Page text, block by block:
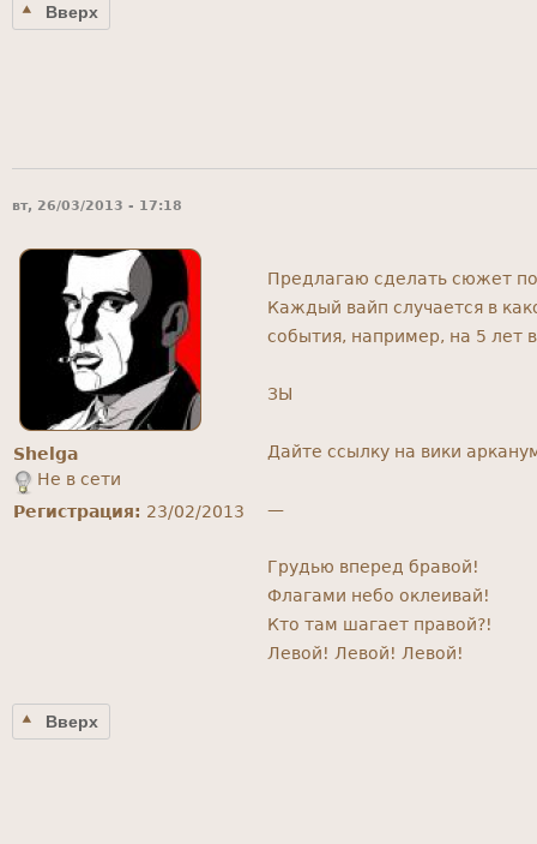
Вверх
вт, 26/03/2013 - 17:18
Shelga
Не в сети
Регистрация: 23/02/2013
Предлагаю сделать сюжет
Каждый вайп случается в
события, например, на 5 лет
ЗЫ
Дайте ссылку на вики
—
Грудью вперед бравой!
Флагами небо оклеивай!
Кто там шагает правой?!
Левой! Левой! Левой!
Вверх